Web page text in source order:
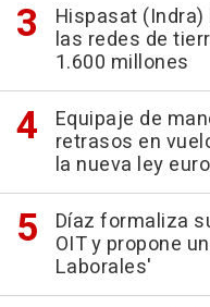
Hispasat
las redes de
1.600 millones
Equipaje de
retrasos en
la nueva ley
Díaz formaliza
OIT y propone
Laborales'